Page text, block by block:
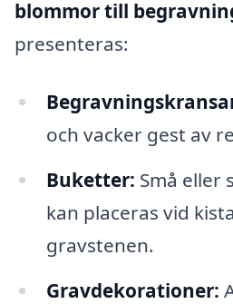
blommor till
presenteras:
och vacker gest av
Buketter: Små eller
kan placeras vid
gravstenen.
Gravdekorationer: